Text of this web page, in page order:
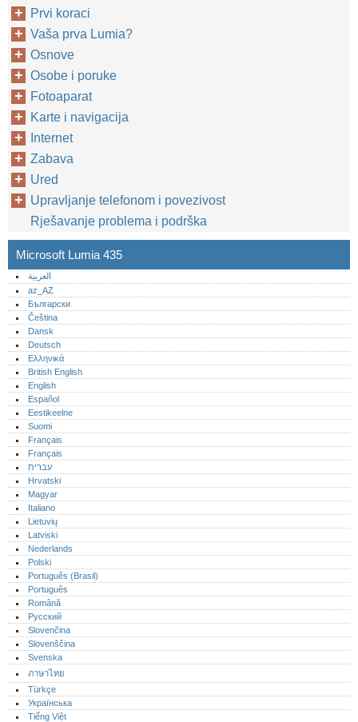
Prvi koraci
Vaša prva Lumia?
Osnove
Osobe i poruke
Fotoaparat
Karte i navigacija
Internet
Zabava
Ured
Upravljanje telefonom i povezivost
Rješavanje problema i podrška
Microsoft Lumia 435
العربية
az_AZ
Български
Čeština
Dansk
Deutsch
Ελληνικά
British English
English
Español
Eestikeelne
Suomi
Français
Français
עברית
Hrvatski
Magyar
Italiano
Lietuvių
Latviski
Nederlands
Polski
Português (Brasil)
Português‎
Română
Русский
Slovenčina
Slovenščina
Svenska
ภาษาไทย
Türkçe
Українська
Tiếng Việt